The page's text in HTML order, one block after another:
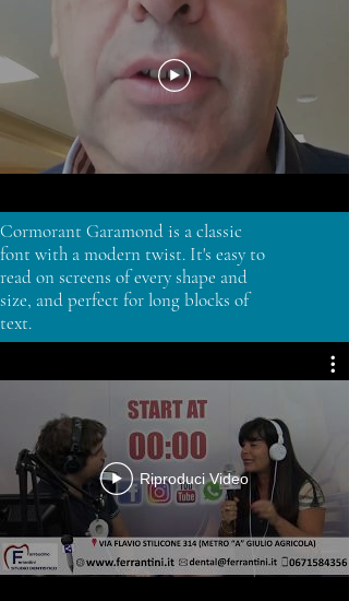
Cormorant Garamond is a classic
font with a modern twist. It's easy to
read on screens of every shape and
size, and perfect for long blocks of
text.
Riproduci Video